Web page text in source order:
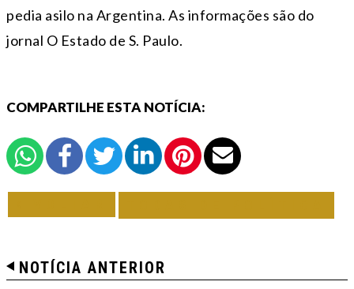
pedia asilo na Argentina. As informações são do
jornal O Estado de S. Paulo.
COMPARTILHE ESTA NOTÍCIA:
NOTÍCIA ANTERIOR